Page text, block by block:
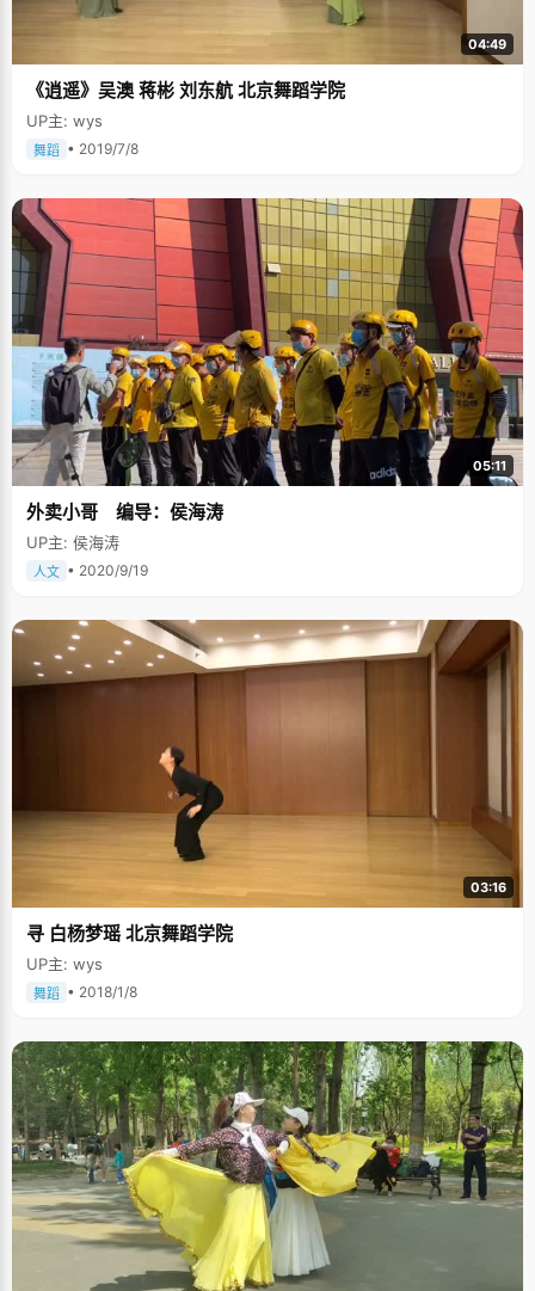
04:49
《逍遥》吴澳 蒋彬 刘东航 北京舞蹈学院
UP主: wys
舞蹈 • 2019/7/8
05:11
外卖小哥 编导：侯海涛
UP主: 侯海涛
人文 • 2020/9/19
03:16
寻 白杨梦瑶 北京舞蹈学院
UP主: wys
舞蹈 • 2018/1/8